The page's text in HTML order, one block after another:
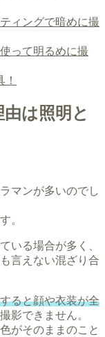
ィングで暗めに撮
って明るめに撮
は照明と
マンが多いのでし
。
いる場合が多く、
言えない混ざり合
ると顔や衣装が全
影できません。
がそのままのこと